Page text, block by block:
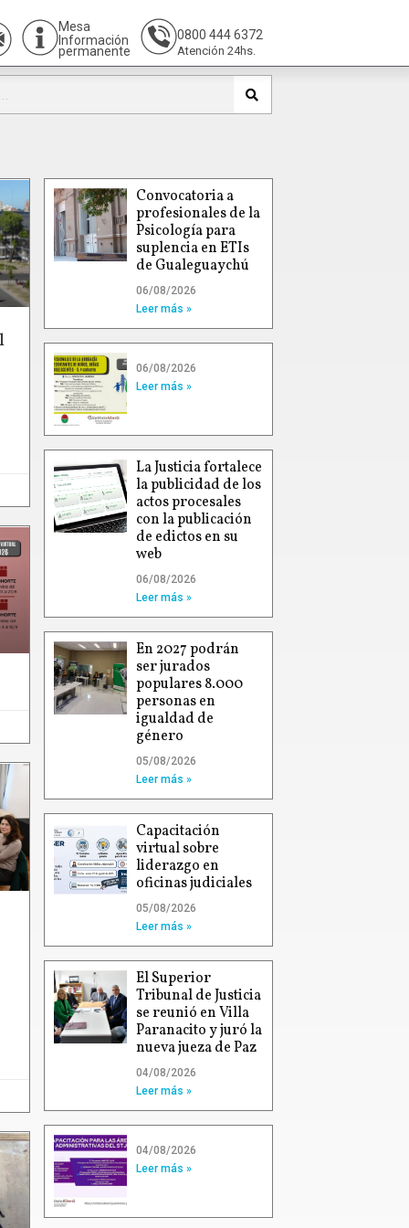
Mesa
Información
permanente
0800 444 6372
Atención 24hs.
Convocatoria a
profesionales de la
Psicología para
suplencia en ETIs
de Gualeguaychú
06/08/2026
Leer más »
06/08/2026
Leer más »
La Justicia fortalece
la publicidad de los
actos procesales
con la publicación
de edictos en su
web
06/08/2026
Leer más »
En 2027 podrán
ser jurados
populares 8.000
personas en
igualdad de
género
05/08/2026
Leer más »
Capacitación
virtual sobre
liderazgo en
oficinas judiciales
05/08/2026
Leer más »
El Superior
Tribunal de Justicia
se reunió en Villa
Paranacito y juró la
nueva jueza de Paz
04/08/2026
Leer más »
04/08/2026
Leer más »